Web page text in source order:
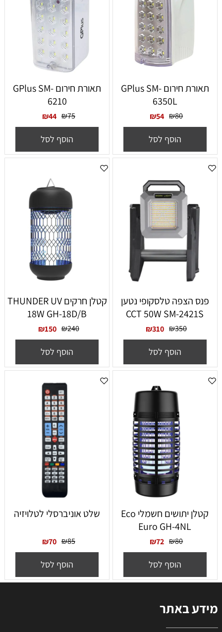
תאורת חירום GPlus SM-
6350L
₪80
₪54
הוסף לסל
תאורת חירום GPlus SM-
6210
₪75
₪44
הוסף לסל
פנס הצפה טלסקופי נטען
CCT 50W SM-2421S
₪350
₪310
הוסף לסל
קטלן חרקים THUNDER UV
18W GH-18D/B
₪240
₪150
הוסף לסל
‏קטלן יתושים חשמלי Eco
Euro GH-4NL
₪80
₪72
הוסף לסל
שלט אוניברסלי לטלויזיה
₪85
₪70
הוסף לסל
מידע באתר